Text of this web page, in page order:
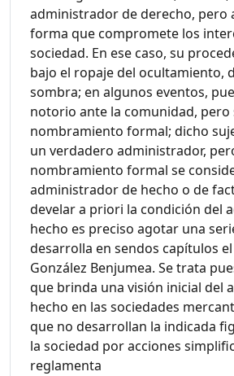
administrador de derecho, pero
forma que compromete los
sociedad. En ese caso, su
bajo el ropaje del ocultamiento,
sombra; en algunos eventos,
notorio ante la comunidad, pero
nombramiento formal; dicho
un verdadero administrador,
nombramiento formal se
administrador de hecho o de
develar a priori la condición del
hecho es preciso agotar una
desarrolla en sendos capítulos
González Benjumea. Se trata
que brinda una visión inicial del
hecho en las sociedades
que no desarrollan la indicada
la sociedad por acciones
reglamenta